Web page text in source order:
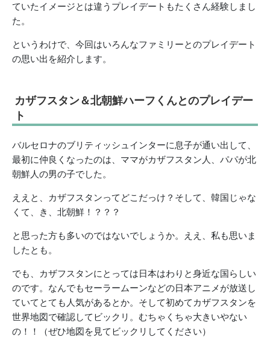
ていたイメージとは違うプレイデートもたくさん経験しまし
た。
というわけで、今回はいろんなファミリーとのプレイデート
の思い出を紹介します。
カザフスタン＆北朝鮮ハーフくんとのプレイデー
ト
バルセロナのブリティッシュインターに息子が通い出して、
最初に仲良くなったのは、ママがカザフスタン人、パパが北
朝鮮人の男の子でした。
ええと、カザフスタンってどこだっけ？そして、韓国じゃな
くて、き、北朝鮮！？？？
と思った方も多いのではないでしょうか。ええ、私も思いま
したとも。
でも、カザフスタンにとっては日本はわりと身近な国らしい
のです。なんでもセーラームーンなどの日本アニメが放送し
ていてとても人気があるとか。そして初めてカザフスタンを
世界地図で確認してビックリ。むちゃくちゃ大きいやない
の！！（ぜひ地図を見てビックリしてください）